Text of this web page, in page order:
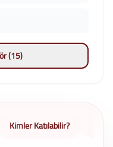
(15)
Kimler Katılabilir?